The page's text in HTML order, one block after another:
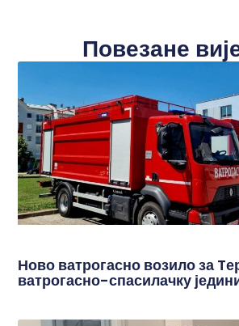
Повезане
Ново ватрогасно возило за
ватрогасно-спасилачку